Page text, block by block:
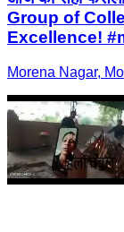
Group of
Excellence!
Morena Nagar,